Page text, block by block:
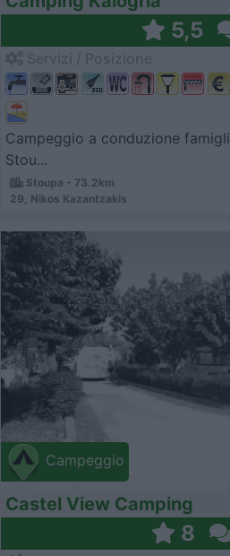
5,5
Campeggio a conduzione
Stou...
Stoupa - 73.2km
29, Nikos Kazantzakis
Campeggio
Castel View Camping
8